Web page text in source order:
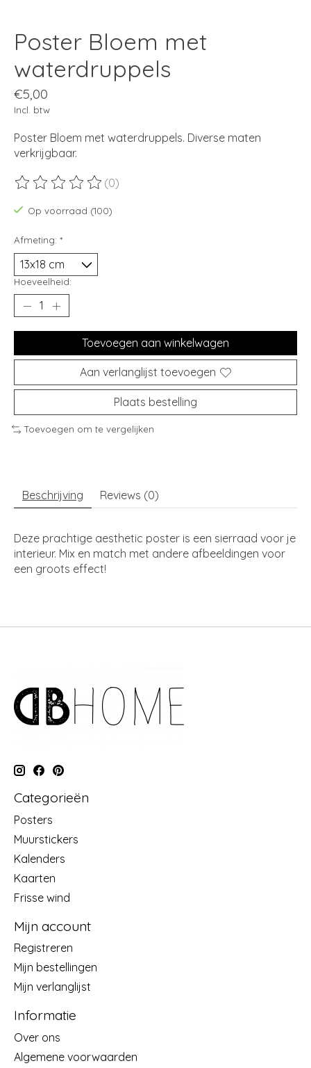
Poster Bloem met
waterdruppels
€5,00
Incl. btw
Poster Bloem met waterdruppels. Diverse maten
verkrijgbaar.
De beoordeling van dit product is
(0)
Op voorraad (100)
Afmeting: *
Hoeveelheid:
Toevoegen aan winkelwagen
Aan verlanglijst toevoegen
Plaats bestelling
Toevoegen om te vergelijken
Beschrijving Reviews (0)
Deze prachtige aesthetic poster is een sierraad voor je
interieur. Mix en match met andere afbeeldingen voor
een groots effect!
Categorieën
Posters
Muurstickers
Kalenders
Kaarten
Frisse wind
Mijn account
Registreren
Mijn bestellingen
Mijn verlanglijst
Informatie
Over ons
Algemene voorwaarden